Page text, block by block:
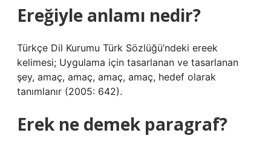
Ereğiyle anlamı nedir?
Türkçe Dil Kurumu Türk Sözlüğü’ndeki ereek
kelimesi; Uygulama için tasarlanan ve tasarlanan
şey, amaç, amaç, amaç, amaç, hedef olarak
tanımlanır (2005: 642).
Erek ne demek paragraf?